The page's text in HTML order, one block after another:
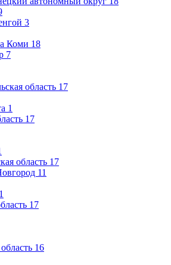
3
Коми 18
7
область 17
1
17
область 17
11
1
17
16